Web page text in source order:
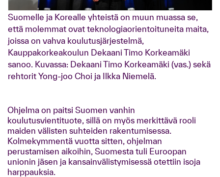
Suomelle ja Korealle yhteistä on muun muassa se,
että molemmat ovat teknologiaorientoituneita maita,
joissa on vahva koulutusjärjestelmä,
Kauppakorkeakoulun Dekaani Timo Korkeamäki
sanoo. Kuvassa: Dekaani Timo Korkeamäki (vas.) sekä
rehtorit Yong-joo Choi ja Ilkka Niemelä.
Ohjelma on paitsi Suomen vanhin
koulutusvientituote, sillä on myös merkittävä rooli
maiden välisten suhteiden rakentumisessa.
Kolmekymmentä vuotta sitten, ohjelman
perustamisen aikoihin, Suomesta tuli Euroopan
unionin jäsen ja kansainvälistymisessä otettiin isoja
harppauksia.